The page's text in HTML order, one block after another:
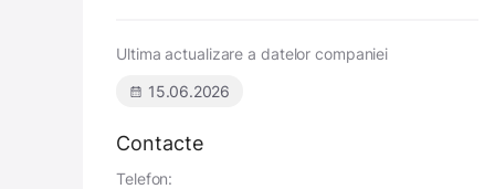
Ultima actualizare a datelor companiei
15.06.2026
Contacte
Telefon: